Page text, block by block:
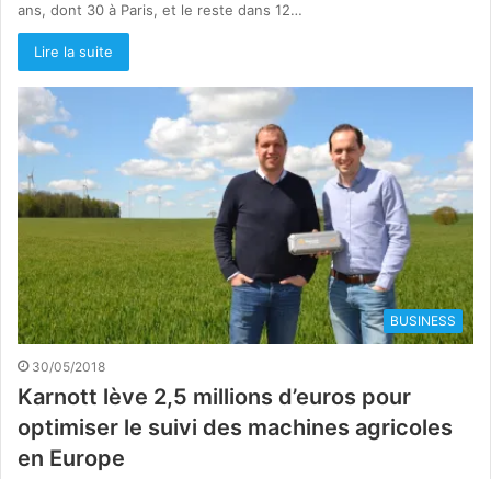
ans, dont 30 à Paris, et le reste dans 12…
Lire la suite
BUSINESS
30/05/2018
Karnott lève 2,5 millions d’euros pour
optimiser le suivi des machines agricoles
en Europe